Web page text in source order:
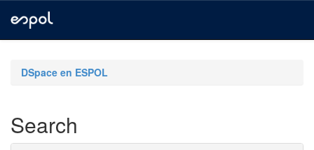
navigationDSpace en ESPOL
Search